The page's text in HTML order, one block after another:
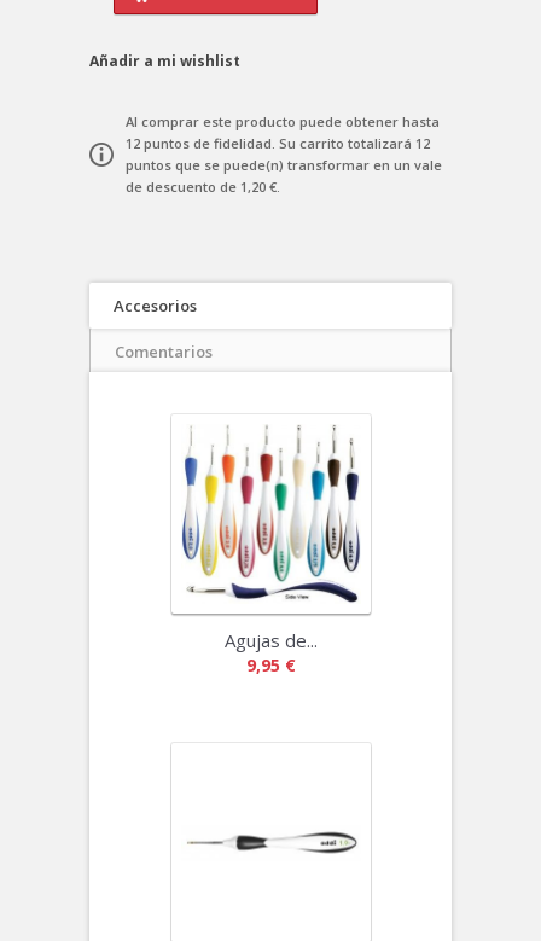
Añadir a mi wishlist
Al comprar este producto puede obtener hasta
12 puntos de fidelidad. Su carrito totalizará 12
puntos que se puede(n) transformar en un vale
de descuento de 1,20 €.
Accesorios
Comentarios
Agujas de...
9,95 €